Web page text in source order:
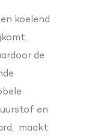
koelend
de
en
maakt